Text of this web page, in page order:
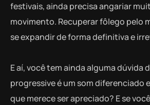
festivais, ainda precisa angariar
movimento. Recuperar fôlego pelo
se expandir de forma definitiva e
E aí, você tem ainda alguma dúvida
progressive é um som diferenciado
que merece ser apreciado? E se